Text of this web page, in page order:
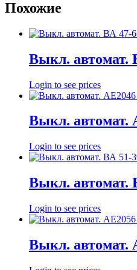
Похожие
Выкл. автомат.
Login to see prices
Выкл. автомат.
Login to see prices
Выкл. автомат.
Login to see prices
Выкл. автомат.